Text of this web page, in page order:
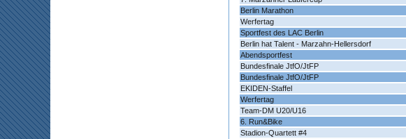
Berlin Marathon
Werfertag
Sportfest des LAC Berlin
Berlin hat Talent - Marzahn-Hellersdorf
Abendsportfest
Bundesfinale JtfO/JtFP
Bundesfinale JtfO/JtFP
EKIDEN-Staffel
Werfertag
Team-DM U20/U16
6. Run&Bike
Stadion-Quartett #4